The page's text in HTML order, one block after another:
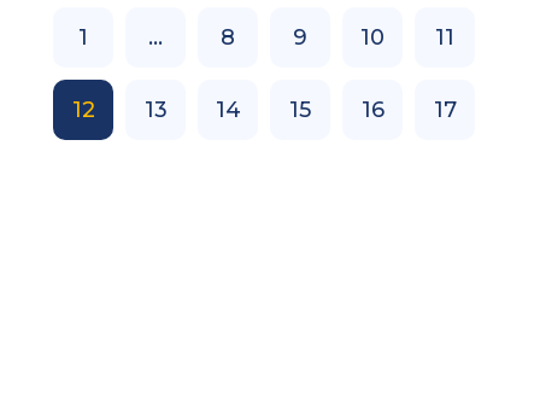
1 ... 8 9 10 11
12 13 14 15 16 17